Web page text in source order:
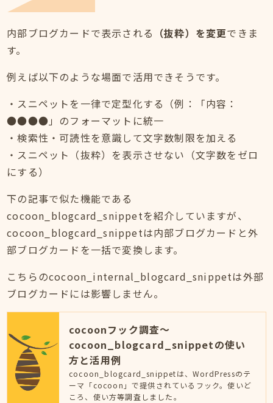
内部ブログカードで表示される （抜粋）を変更できま
す。
例えば以下のような場面で活用できそうです。
・スニペットを一律で定型化する（例：「内容：
●●●●」のフォーマットに統一
・検索性・可読性を意識して文字数制限を加える
・スニペット（抜粋）を表示させない（文字数をゼロ
にする）
下の記事で似た機能である
cocoon_blogcard_snippetを紹介していますが、
cocoon_blogcard_snippetは内部ブログカードと外
部ブログカードを一括で変換します。
こちらのcocoon_internal_blogcard_snippetは外部
ブログカードには影響しません。
cocoonフック調査～
cocoon_blogcard_snippetの使い
方と活用例
cocoon_blogcard_snippetは、WordPressのテ
ーマ「cocoon」で提供されているフック。使いど
ころ、使い方等調査しました。